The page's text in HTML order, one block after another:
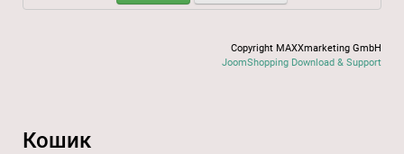
Copyright MAXXmarketing GmbH
JoomShopping Download & Support
Кошик